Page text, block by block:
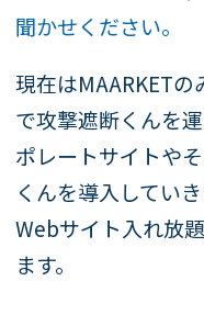
聞かせください。
現在はMAARKET
で攻撃遮断くんを
ポレートサイトや
くんを導入してい
Webサイト入れ放
ます。